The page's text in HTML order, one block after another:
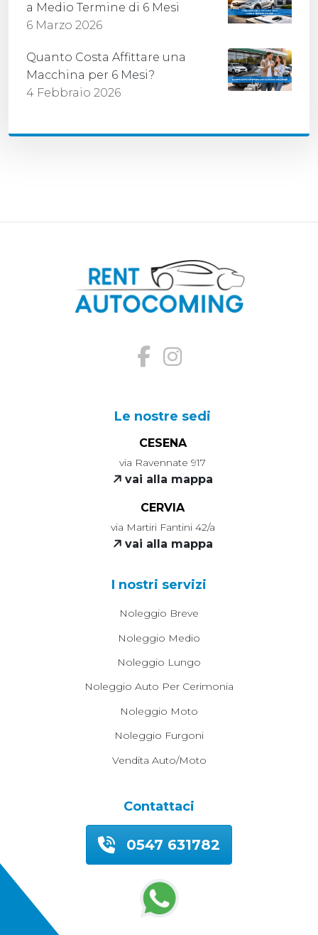
a Medio Termine di 6 Mesi
6 Marzo 2026
Quanto Costa Affittare una
Macchina per 6 Mesi?
4 Febbraio 2026
Le nostre sedi
CESENA
via Ravennate 917
vai alla mappa
CERVIA
via Martiri Fantini 42/a
vai alla mappa
I nostri servizi
Noleggio Breve
Noleggio Medio
Noleggio Lungo
Noleggio Auto Per Cerimonia
Noleggio Moto
Noleggio Furgoni
Vendita Auto/moto
Contattaci
0547 631782